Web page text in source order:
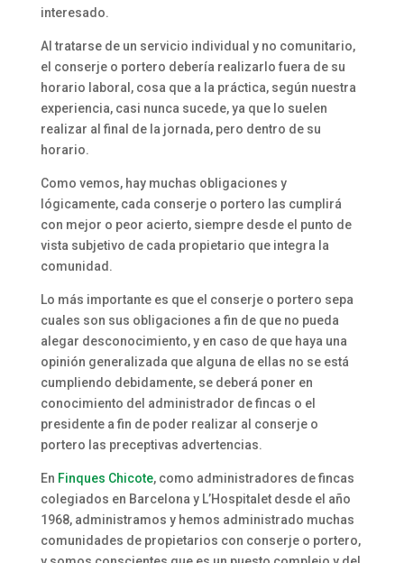
interesado.
Al tratarse de un servicio individual y no comunitario,
el conserje o portero debería realizarlo fuera de su
horario laboral, cosa que a la práctica, según nuestra
experiencia, casi nunca sucede, ya que lo suelen
realizar al final de la jornada, pero dentro de su
horario.
Como vemos, hay muchas obligaciones y
lógicamente, cada conserje o portero las cumplirá
con mejor o peor acierto, siempre desde el punto de
vista subjetivo de cada propietario que integra la
comunidad.
Lo más importante es que el conserje o portero sepa
cuales son sus obligaciones a fin de que no pueda
alegar desconocimiento, y en caso de que haya una
opinión generalizada que alguna de ellas no se está
cumpliendo debidamente, se deberá poner en
conocimiento del administrador de fincas o el
presidente a fin de poder realizar al conserje o
portero las preceptivas advertencias.
En Finques Chicote, como administradores de fincas
colegiados en Barcelona y L’Hospitalet desde el año
1968, administramos y hemos administrado muchas
comunidades de propietarios con conserje o portero,